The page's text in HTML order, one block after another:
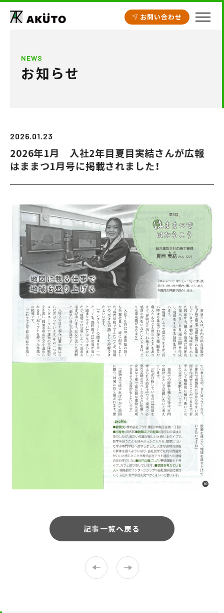
お問い合わせ
アクト建設の設計
クリニック開業支援
商業施設
賃貸住宅
不動産情報
会社案内
メンテナンス
採用情報
お知らせ
公式Instagram
お問い合わせ
【受付時間】9:00〜17:00
053-445-4350
メールでのお問い合わせ
NEWS
お知らせ
2026.01.23
2026年1月 入社2年目夏目実結さんが広報
はままつ1月号に掲載されました！
記事一覧へ戻る